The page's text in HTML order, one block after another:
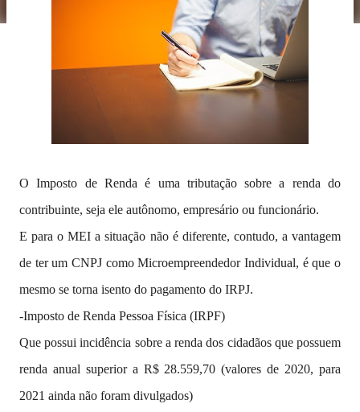
O Imposto de Renda é uma tributação sobre a renda do
contribuinte, seja ele autônomo, empresário ou funcionário.
E para o MEI a situação não é diferente, contudo, a vantagem
de ter um CNPJ como Microempreendedor Individual, é que o
mesmo se torna isento do pagamento do IRPJ.
-Imposto de Renda Pessoa Física (IRPF)
Que possui incidência sobre a renda dos cidadãos que possuem
renda anual superior a R$ 28.559,70 (valores de 2020, para
2021 ainda não foram divulgados)